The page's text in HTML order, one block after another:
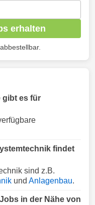
erhalten
gibt es für
findet
sind z.B.
und Anlagenbau.
in der Nähe von